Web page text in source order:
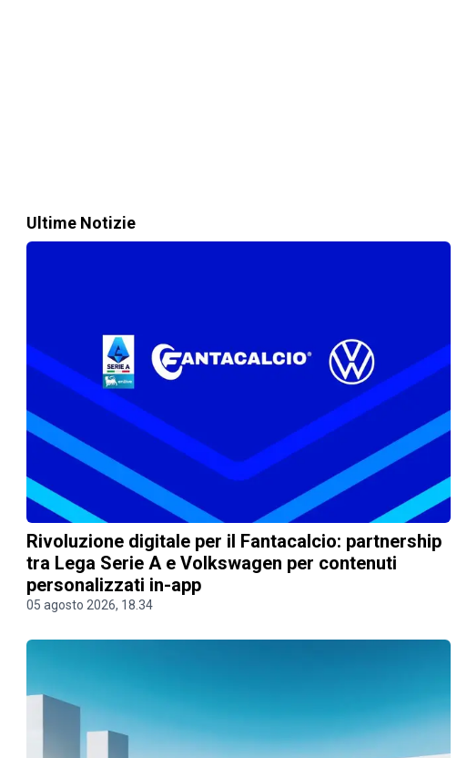
Ultime Notizie
Rivoluzione digitale per il Fantacalcio: partnership
tra Lega Serie A e Volkswagen per contenuti
personalizzati in-app
05 agosto 2026, 18.34